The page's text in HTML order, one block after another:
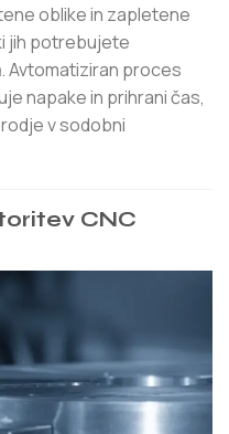
oblike in zapletene
jih potrebujete
. Avtomatiziran proces
napake in prihrani čas,
v sodobni
CNC